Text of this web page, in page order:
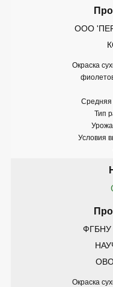
ООО
Окраска
Средняя
Тип
Условия
Окраска